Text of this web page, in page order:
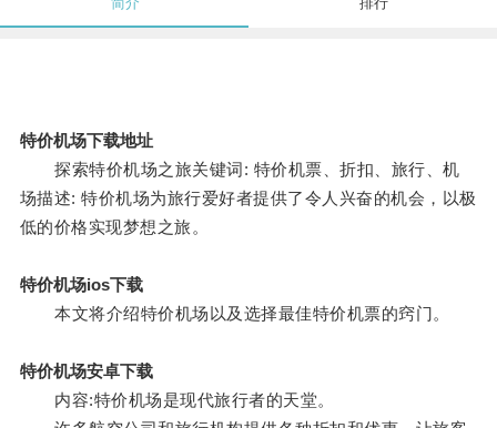
特价机场下载地址
探索特价机场之旅关键词: 特价机票、折扣、旅行、机
场描述: 特价机场为旅行爱好者提供了令人兴奋的机会，以极
低的价格实现梦想之旅。
特价机场ios下载
本文将介绍特价机场以及选择最佳特价机票的窍门。
特价机场安卓下载
内容:特价机场是现代旅行者的天堂。